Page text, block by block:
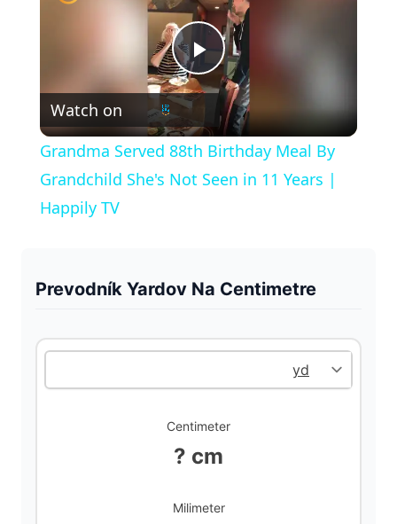
P
l
a
V
i
d
e
o
Watch on
Grandma Served 88th Birthday Meal By
Grandchild She's Not Seen in 11 Years |
Happily TV
Prevodník Yardov Na Centimetre
Centimeter
? cm
Milimeter